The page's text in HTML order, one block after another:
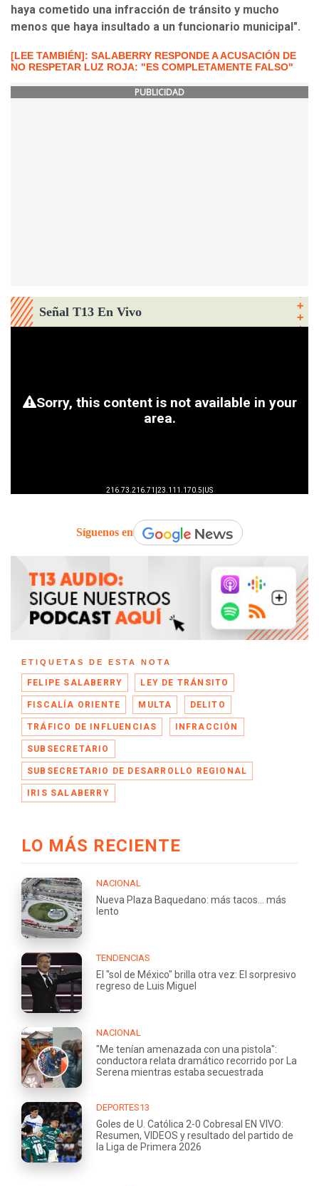
haya cometido una infracción de tránsito y mucho
menos que haya insultado a un funcionario municipal".
[LEE TAMBIÉN]: SALABERRY RESPONDE A ACUSACIÓN DE
NO RESPETAR LUZ ROJA: "ES COMPLETAMENTE FALSO"
PUBLICIDAD
Señal T13 En Vivo
Síguenos en
ETIQUETAS DE ESTA NOTA
FELIPE SALABERRY LEY DE TRÁNSITO
FISCALÍA ORIENTE MULTA DELITO
TRÁFICO DE INFLUENCIAS INFRACCIÓN
SUBSECRETARIO
SUBSECRETARIO DE DESARROLLO REGIONAL
IRIS SALABERRY
LO MÁS RECIENTE
NACIONAL
Nueva Plaza Baquedano: más tacos... más
lento
TENDENCIAS
El "sol de México" brilla otra vez: El sorpresivo
regreso de Luis Miguel
NACIONAL
"Me tenían amenazada con una pistola":
conductora relata dramático recorrido por La
Serena mientras estaba secuestrada
DEPORTES13
Goles de U. Católica 2-0 Cobresal EN VIVO:
Resumen, VIDEOS y resultado del partido de
la Liga de Primera 2026